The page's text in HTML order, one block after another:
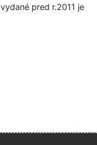
pred r.2011 je